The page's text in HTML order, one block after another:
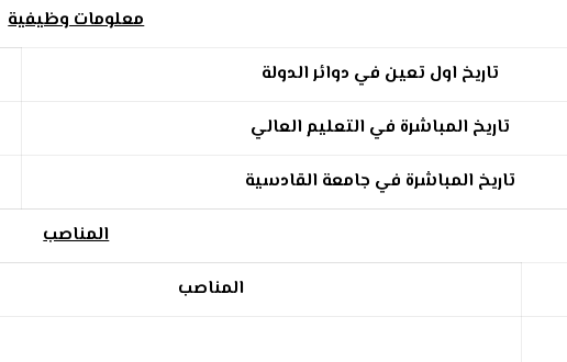
معلومات وظيفية
تاريخ اول تعين في دوائر الدولة
تاريخ المباشرة في التعليم العالي
تاريخ المباشرة في جامعة القادسية
المناصب
المناصب